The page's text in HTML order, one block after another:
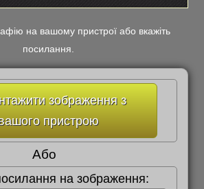
на вашому пристрої або вкажіть
посилання.
зображення з
пристрою
Або
на зображення: